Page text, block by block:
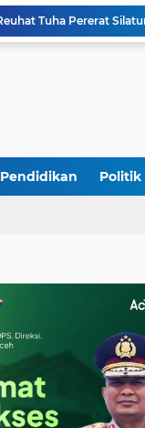
Pendidikan Politik